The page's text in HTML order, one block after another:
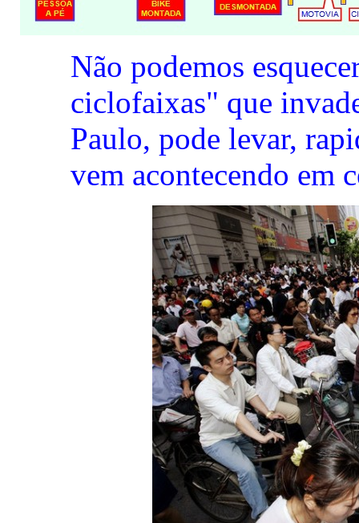
Não podemos
ciclofaixas" que
Paulo, pode levar,
vem acontecendo em